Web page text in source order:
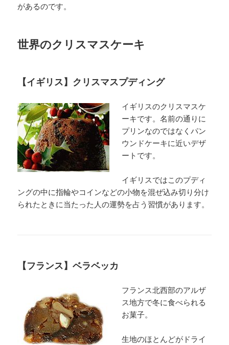
があるのです。
世界のクリスマスケーキ
【イギリス】クリスマスプディング
イギリスのクリスマスケ
ーキです。名前の通りに
プリンなのではなくパン
ウンドケーキに近いデザ
ートです。
イギリスではこのプディ
ングの中に指輪やコインなどの小物を混ぜ込み切り分け
られたときに当たった人の運勢を占う習慣があります。
【フランス】ベラベッカ
フランス北西部のアルザ
ス地方で冬に食べられる
お菓子。
生地のほとんどがドライ